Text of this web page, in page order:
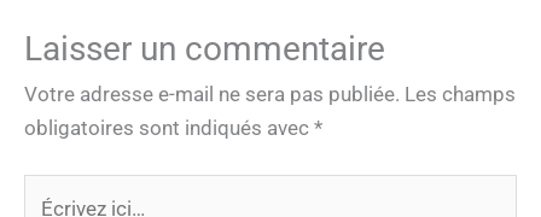
Laisser un commentaire
Votre adresse e-mail ne sera pas publiée. Les champs
obligatoires sont indiqués avec *